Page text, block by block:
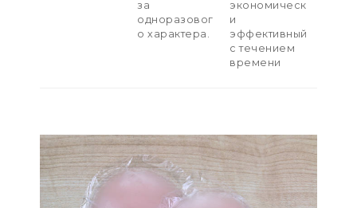
за
одноразовог
о характера.
экономическ
и
эффективный
с течением
времени